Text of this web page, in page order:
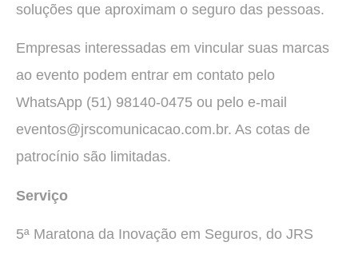
soluções que aproximam o seguro das pessoas.
Empresas interessadas em vincular suas marcas
ao evento podem entrar em contato pelo
WhatsApp (51) 98140-0475 ou pelo e-mail
eventos@jrscomunicacao.com.br. As cotas de
patrocínio são limitadas.
Serviço
5ª Maratona da Inovação em Seguros, do JRS